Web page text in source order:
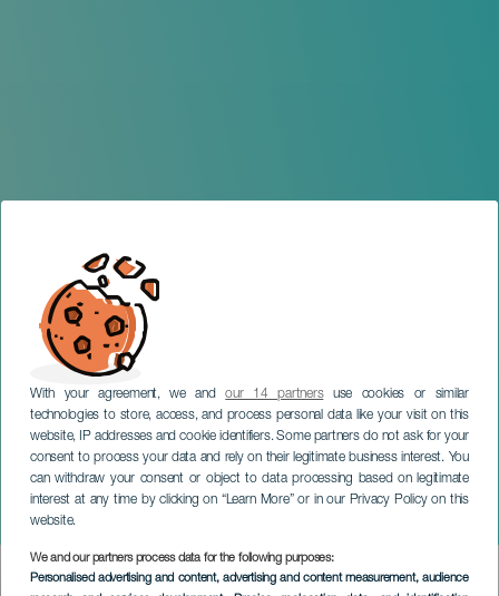
With your agreement, we andour 14 partnersuse cookies or similar
technologies to store, access, and process personal data like your visit on this
website, IP addresses and cookie identifiers. Some partners do not ask for your
consent to process your data and rely on their legitimate business interest. You
can withdraw your consent or object to data processing based on legitimate
interest at any time by clicking on “Learn More” or in our Privacy Policy on this
website.
We and our partners process data for the following purposes:
Personalised advertising and content, advertising and content measurement, audience
Resilientes
GRAN CANARIA
Imagen